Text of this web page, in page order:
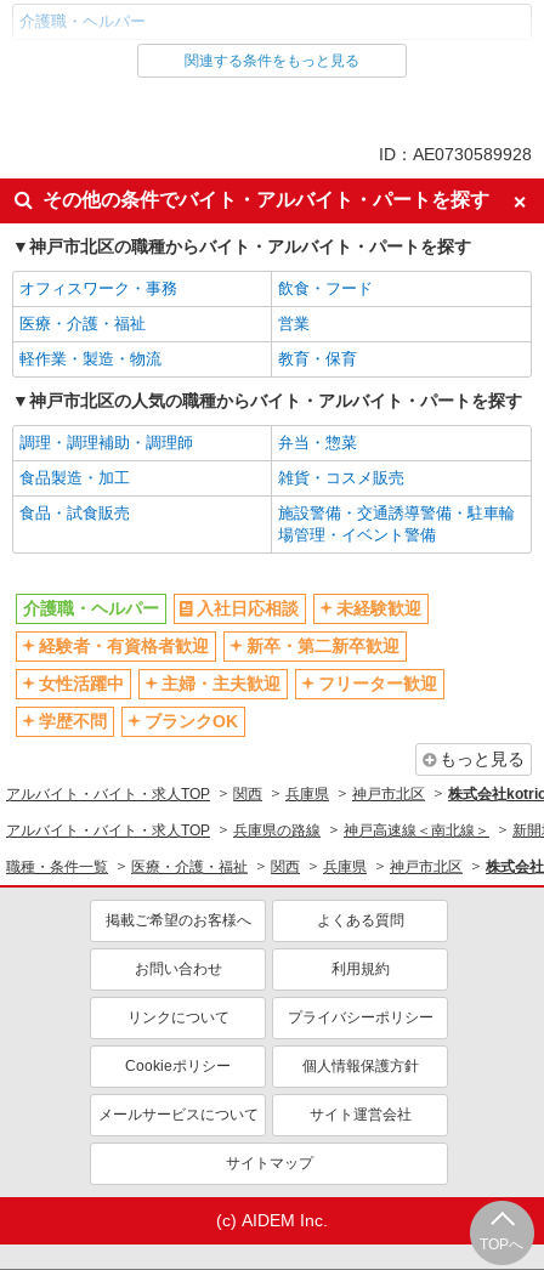
介護職・ヘルパー
同じ雇用形態から新開地駅の求人を探す
入社日応相談
未経験歓迎
経験者・有資格者歓迎
新卒・第二新卒歓迎
女性活躍中
主婦・主夫歓迎
フリーター歓迎
学歴不問
ブランクOK
ミドル（40代～）活躍中
エルダー（50代～）活躍中
シニア（60代～）活躍中
高収入・高額
ボーナス・賞与あり
昇給あり
完全週休2日制
フルタイム歓迎
禁煙・分煙
駅直結・駅チカ
車通勤OK
自転車通勤OK
社会保険あり
産休・育休取得実績あり
退職金・財形貯蓄制度あり
各種手当（家族・役職・インセン
ティブなど）あり
制服貸与
研修制度あり
資格取得支援制度あり
医療・介護・福祉
介護職・ヘルパー
同じ特徴から求人を探す
未経験歓迎
ミドル（40代～）活躍中
ボーナス・賞与あり
車通勤OK
社会保険あり
産休・育休取得実績あり
関連する条件をもっと見る
ID：AE0730589928
その他の条件でバイト・アルバイト・パートを探す
神戸市北区の職種からバイト・アルバイト・パートを探す
オフィスワーク・事務
飲食・フード
医療・介護・福祉
営業
軽作業・製造・物流
教育・保育
神戸市北区の人気の職種からバイト・アルバイト・パートを探す
調理・調理補助・調理師
弁当・惣菜
食品製造・加工
雑貨・コスメ販売
食品・試食販売
施設警備・交通誘導警備・駐車輪
場管理・イベント警備
TOPへ
介護職・ヘルパー 入社日応相談
未経験歓迎
経験者・有資格者歓迎
新卒・第二新卒歓迎
女性活躍中
主婦・主夫歓迎
フリーター歓迎
学歴不問
ブランクOK
もっと見る
アルバイト・バイト・求人TOP 関西 兵庫県 神戸市北区 株式会社
アルバイト・バイト・求人TOP 兵庫県の路線 神戸高速線＜南北線＞ 新
職種・条件一覧 医療・介護・福祉 関西 兵庫県 神戸市北区 株式会
掲載ご希望のお客様へ よくある質問
お問い合わせ 利用規約
リンクについて プライバシーポリシー
Cookieポリシー 個人情報保護方針
メールサービスについて サイト運営会社
サイトマップ
(c) AIDEM Inc.